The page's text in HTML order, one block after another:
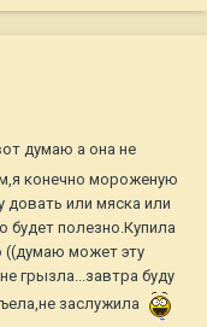
думаю а она не
конечно мороженую
или мяска или
полезно.Купила
((думаю может эту
грызла...завтра буду
заслужила